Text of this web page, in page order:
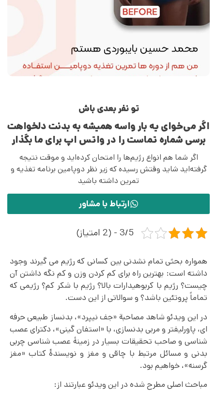
تو نفر بعدی باش
اگر می‌خوای یه بار واسه همیشه به بدنت دلخواهت
برسی شماره تماست را در واتس اپ برای ما بگذار
اگر شما هم انواع رژیم‌ها را امتحان کرده‌اید و موقت نتیجه
گرفته‌اید شاید وقتش رسیده که زیر نظر دوپامین برنامه تغذیه و
تمرین داشته باشید
ارتباط با مشاور
3/5 - (2 امتیاز)
همواره بحثی تمام نشدنی بین کسانی که رژیم می گیرند وجود
داشته است: بهترین راه برای کم کردن وزن و کم نگه داشتن آن
چیست؟ رژیم با کربوهیدارات بالا؟ رژیم با شکر کم؟ رژیمی که
تماماً پروتئین باشد؟ و سوالاتی از این دست.
در این ویدئو شاهد مصاحبة «جف نیپرد»، بدنساز طبیعی حرفه
ای، پاورلیفتر و مربی بدنسازی، با «استفان گینی»، دکترای عصب
شناسی و صاحب تحقیقات بسیار در زمینۀ عصب شناسی چربی
بدنی و مسائل مرتبط با چاقی و مغز و نویسندۀ کتاب «مغز
گرسنه»، خواهیم بود.
مباحث اصلی مطرح شده در این ویدئو عبارتند از: